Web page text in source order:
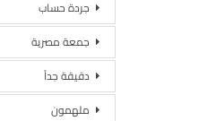
جردة حساب
جمعة مصرية
دقيقة جداً
ملهمون